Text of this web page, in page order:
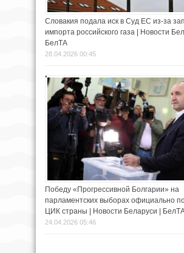
Словакия подала иск в Суд ЕС из-за
импорта российского газа | Новости
БелТА
28.04.2026 00:45
Победу «Прогрессивной Болгарии» на
парламентских выборах официально
ЦИК страны | Новости Беларуси |
24.04.2026 05:46